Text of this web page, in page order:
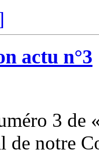
actu n°3
3 de
de notre